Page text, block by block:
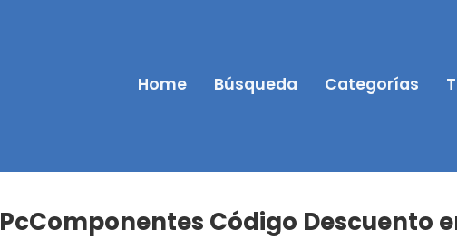
Home Búsqueda Categorías
PcComponentes Código Descuento